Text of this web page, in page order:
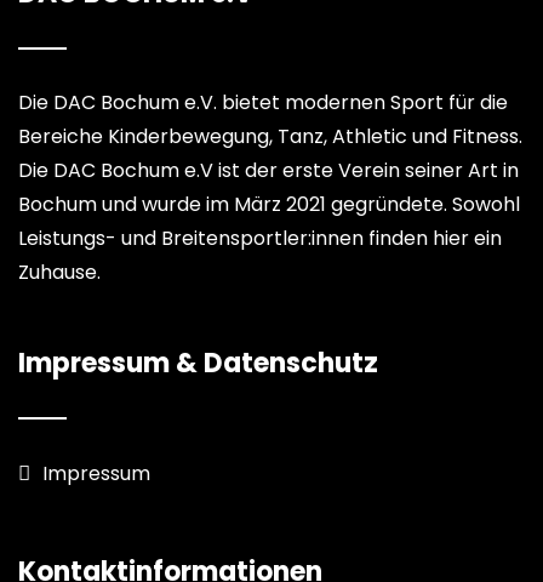
Die DAC Bochum e.V. bietet modernen Sport für die
Bereiche Kinderbewegung, Tanz, Athletic und Fitness.
Die DAC Bochum e.V ist der erste Verein seiner Art in
Bochum und wurde im März 2021 gegründete. Sowohl
Leistungs- und Breitensportler:innen finden hier ein
Zuhause.
Impressum & Datenschutz
Impressum
Kontaktinformationen